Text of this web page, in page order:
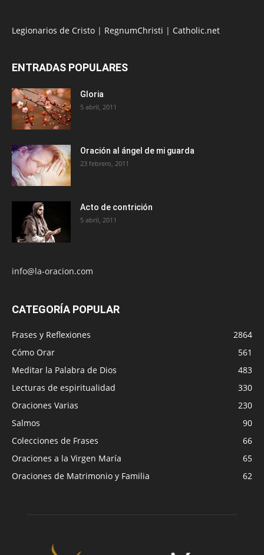
Legionarios de Cristo | RegnumChristi | Catholic.net
ENTRADAS POPULARES
Gloria
5 abril, 2011
Oración al ángel de mi guarda
23 febrero, 2011
Acto de contrición
5 abril, 2011
info@la-oracion.com
CATEGORÍA POPULAR
Frases y Reflexiones
2864
Cómo Orar
561
Meditar la Palabra de Dios
483
Lecturas de espiritualidad
330
Oraciones Varias
230
Salmos
90
Colecciones de Frases
66
Oraciones a la Virgen María
65
Oraciones de Matrimonio y Familia
62